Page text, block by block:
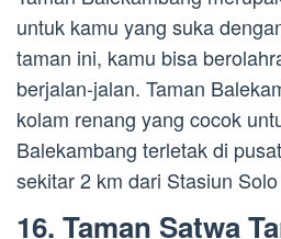
untuk kamu yang suka
taman ini, kamu bisa
berjalan-jalan. Taman
kolam renang yang cocok
Balekambang terletak di
sekitar 2 km dari Stasiun
16. Taman Satwa